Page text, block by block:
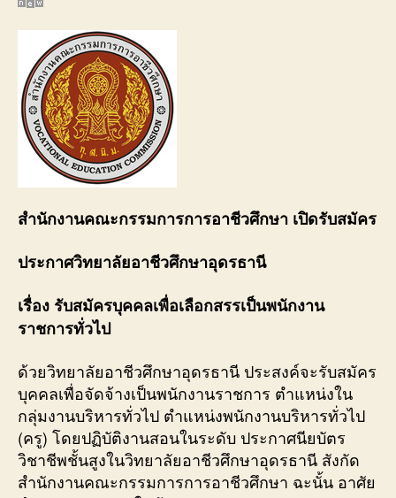
สำนักงานคณะกรรมการการอาชีวศึกษา เปิดรับสมัคร
ประกาศวิทยาลัยอาชีวศึกษาอุดรธานี
เรื่อง รับสมัครบุคคลเพื่อเลือกสรรเป็นพนักงาน
ราชการทั่วไป
ด้วยวิทยาลัยอาชีวศึกษาอุดรธานี ประสงค์จะรับสมัคร
บุคคลเพื่อจัดจ้างเป็นพนักงานราชการ ตำแหน่งใน
กลุ่มงานบริหารทั่วไป ตำแหน่งพนักงานบริหารทั่วไป
(ครู) โดยปฏิบัติงานสอนในระดับ ประกาศนียบัตร
วิชาชีพชั้นสูงในวิทยาลัยอาชีวศึกษาอุดรธานี สังกัด
สำนักงานคณะกรรมการการอาชีวศึกษา ฉะนั้น อาศัย